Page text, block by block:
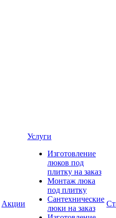
Акции
Услуги
Изготовление
люков под
плитку на заказ
Монтаж люка
под плитку
Сантехнические
люки на заказ